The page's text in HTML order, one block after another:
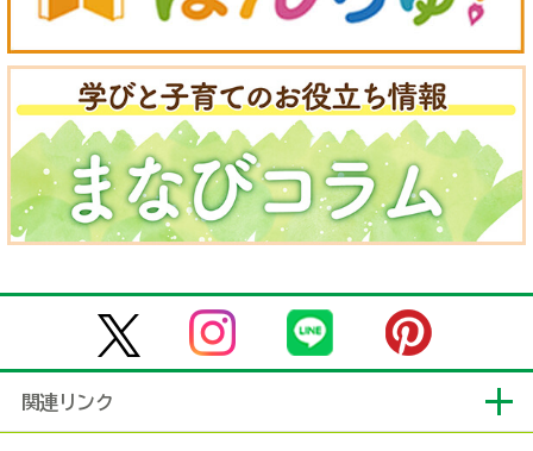
関連リンク